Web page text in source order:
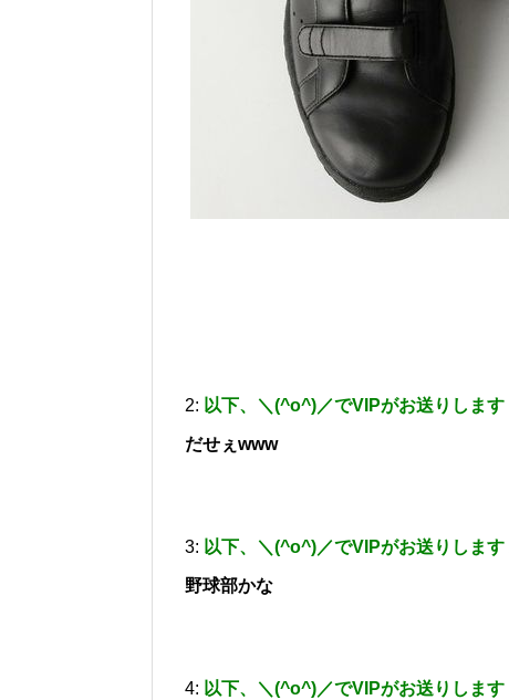
2: 以下、＼(^o^)／でVIPがお送りします
だせぇwww
3: 以下、＼(^o^)／でVIPがお送りします
野球部かな
4: 以下、＼(^o^)／でVIPがお送りします